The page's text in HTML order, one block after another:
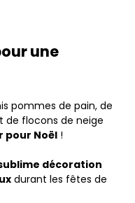
une
pommes de pain, de
de flocons de neige
pour Noël !
décoration
durant les fêtes de